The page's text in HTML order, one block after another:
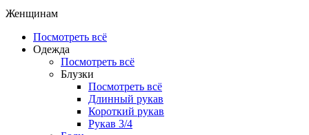
Женщинам
Посмотреть всё
Одежда
Посмотреть всё
Блузки
Посмотреть всё
Длинный рукав
Короткий рукав
Рукав 3/4